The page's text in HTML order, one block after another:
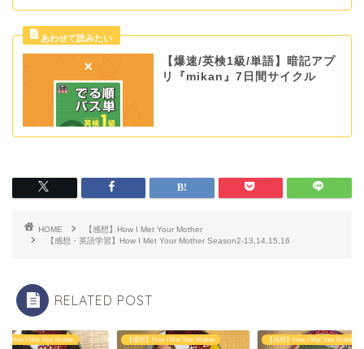
【爆速/英検1級/単語】暗記アプ
リ『mikan』7日間サイクル
HOME
【感想】How I Met Your Mother
【感想・英語学習】How I Met Your Mother Season2-13,14,15,16
RELATED POST
】How I Met Your Mother 【感想】How I Met Your Mother 【感想】How I Met Your Mother